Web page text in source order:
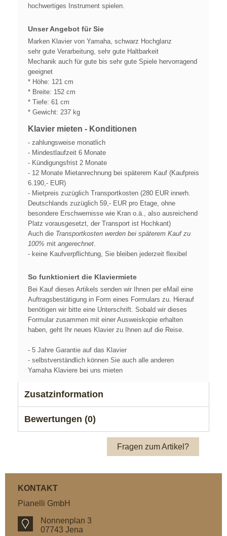
hochwertiges Instrument spielen.
Unser Angebot für Sie
Marken Klavier von Yamaha, schwarz Hochglanz
sehr gute Verarbeitung, sehr gute Haltbarkeit
Mechanik auch für gute bis sehr gute Spiele hervorragend
geeignet
* Höhe: 121 cm
* Breite: 152 cm
* Tiefe: 61 cm
* Gewicht: 237 kg
Klavier mieten - Konditionen
- zahlungsweise monatlich
- Mindestlaufzeit 6 Monate
- Kündigungsfrist 2 Monate
- 12 Monate Mietanrechnung bei späterem Kauf (Kaufpreis
6.190,- EUR)
- Mietpreis zuzüglich Transportkosten (280 EUR innerh.
Deutschlands zuzüglich 59,- EUR pro Etage, ohne
besondere Erschwernisse wie Kran o.ä., also ausreichend
Platz vorausgesetzt, der Transport ist Hochkant)
Auch die Transportkosten werden bei späterem Kauf zu
100% mit angerechnet.
- keine Kaufverpflichtung, Sie bleiben jederzeit flexibel
So funktioniert die Klaviermiete
Bei Kauf dieses Artikels senden wir Ihnen per eMail eine
Auftragsbestätigung in Form eines Formulars zu. Hierauf
benötigen wir bitte eine Unterschrift. Sobald wir dieses
Formular zusammen mit einer Ausweiskopie erhalten
haben, geht Ihr neues Klavier zu Ihnen auf die Reise.
- 5 Jahre Garantie auf das Klavier
- selbstverständlich können Sie auch alle anderen
Yamaha Klaviere bei uns mieten
Zusatzinformation
Bewertungen (0)
Fragen zum Artikel?
KONTAKT
Pianelli GmbH
Nonnenplan 3
07743 Jena